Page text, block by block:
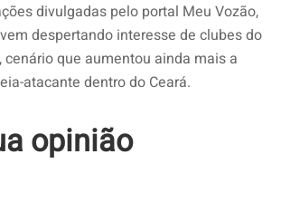
divulgadas pelo portal Meu Vozão,
despertando interesse de clubes do
que aumentou ainda mais a
atacante dentro do Ceará.
opinião